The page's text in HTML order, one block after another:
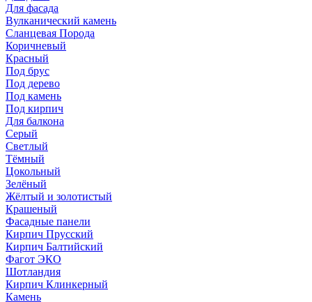
Для фасада
Вулканический камень
Сланцевая Порода
Коричневый
Красный
Под брус
Под дерево
Под камень
Под кирпич
Для балкона
Серый
Светлый
Тёмный
Цокольный
Зелёный
Жёлтый и золотистый
Крашеный
Фасадные панели
Кирпич Прусский
Кирпич Балтийский
Фагот ЭКО
Шотландия
Кирпич Клинкерный
Камень